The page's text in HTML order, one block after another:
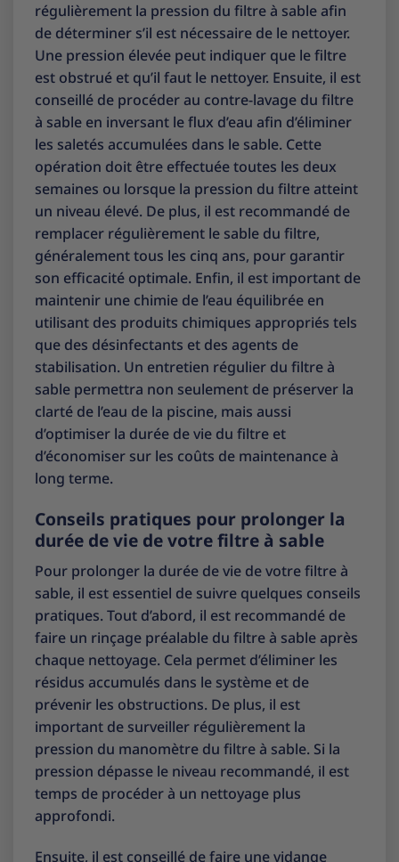
régulièrement la pression du filtre à sable afin
de déterminer s’il est nécessaire de le nettoyer.
Une pression élevée peut indiquer que le filtre
est obstrué et qu’il faut le nettoyer. Ensuite, il est
conseillé de procéder au contre-lavage du filtre
à sable en inversant le flux d’eau afin d’éliminer
les saletés accumulées dans le sable. Cette
opération doit être effectuée toutes les deux
semaines ou lorsque la pression du filtre atteint
un niveau élevé. De plus, il est recommandé de
remplacer régulièrement le sable du filtre,
généralement tous les cinq ans, pour garantir
son efficacité optimale. Enfin, il est important de
maintenir une chimie de l’eau équilibrée en
utilisant des produits chimiques appropriés tels
que des désinfectants et des agents de
stabilisation. Un entretien régulier du filtre à
sable permettra non seulement de préserver la
clarté de l’eau de la piscine, mais aussi
d’optimiser la durée de vie du filtre et
d’économiser sur les coûts de maintenance à
long terme.
Conseils pratiques pour prolonger la
durée de vie de votre filtre à sable
Pour prolonger la durée de vie de votre filtre à
sable, il est essentiel de suivre quelques conseils
pratiques. Tout d’abord, il est recommandé de
faire un rinçage préalable du filtre à sable après
chaque nettoyage. Cela permet d’éliminer les
résidus accumulés dans le système et de
prévenir les obstructions. De plus, il est
important de surveiller régulièrement la
pression du manomètre du filtre à sable. Si la
pression dépasse le niveau recommandé, il est
temps de procéder à un nettoyage plus
approfondi.
Ensuite, il est conseillé de faire une vidange